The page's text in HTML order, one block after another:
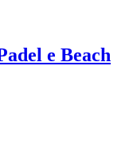
e Beach